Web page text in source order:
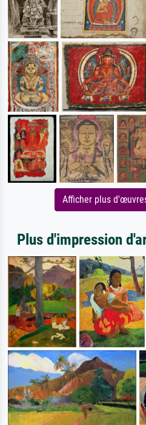
Afficher plus
Plus d'impression